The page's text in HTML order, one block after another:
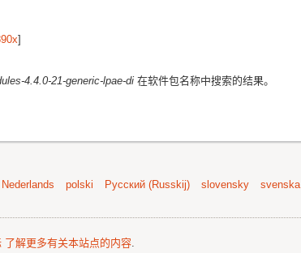
]
4.4.0-21-generic-lpae-di 在软件包名称中搜索的结果。
Nederlands polski Русский (Russkij) slovensky
svenska
了解更多有关本站点的内容.